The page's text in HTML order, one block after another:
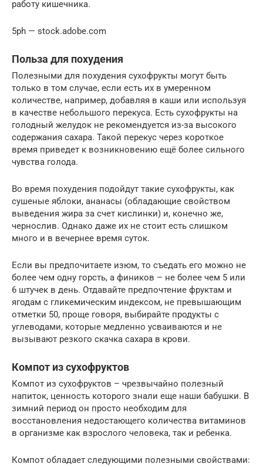
работу кишечника.
5ph — stock.adobe.com
Польза для похудения
Полезными для похудения сухофрукты могут быть
только в том случае, если есть их в умеренном
количестве, например, добавляя в каши или используя
в качестве небольшого перекуса. Есть сухофрукты на
голодный желудок не рекомендуется из-за высокого
содержания сахара. Такой перекус через короткое
время приведет к возникновению ещё более сильного
чувства голода.
Во время похудения подойдут такие сухофрукты, как
сушеные яблоки, ананасы (обладающие свойством
выведения жира за счет кислинки) и, конечно же,
чернослив. Однако даже их не стоит есть слишком
много и в вечернее время суток.
Если вы предпочитаете изюм, то съедать его можно не
более чем одну горсть, а фиников – не более чем 5 или
6 штучек в день. Отдавайте предпочтение фруктам и
ягодам с гликемическим индексом, не превышающим
отметки 50, проще говоря, выбирайте продукты с
углеводами, которые медленно усваиваются и не
вызывают резкого скачка сахара в крови.
Компот из сухофруктов
Компот из сухофруктов – чрезвычайно полезный
напиток, ценность которого знали еще наши бабушки. В
зимний период он просто необходим для
восстановления недостающего количества витаминов
в организме как взрослого человека, так и ребенка.
Компот обладает следующими полезными свойствами: